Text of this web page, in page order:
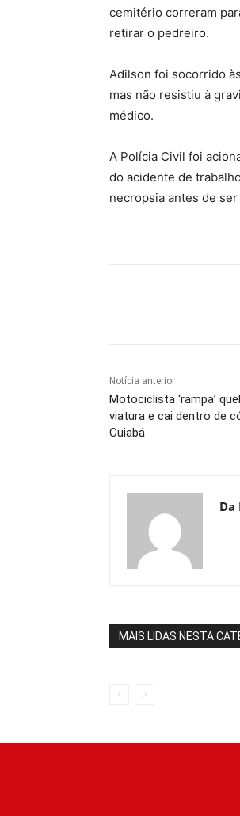
cemitério correram
retirar o pedreiro.
Adilson foi socorrido
mas não resistiu à
médico.
A Polícia Civil foi
do acidente de
necropsia antes de
Notícia anterior
Motociclista ‘rampa’
viatura e cai dentro de
Cuiabá
Da
MAIS LIDAS NESTA